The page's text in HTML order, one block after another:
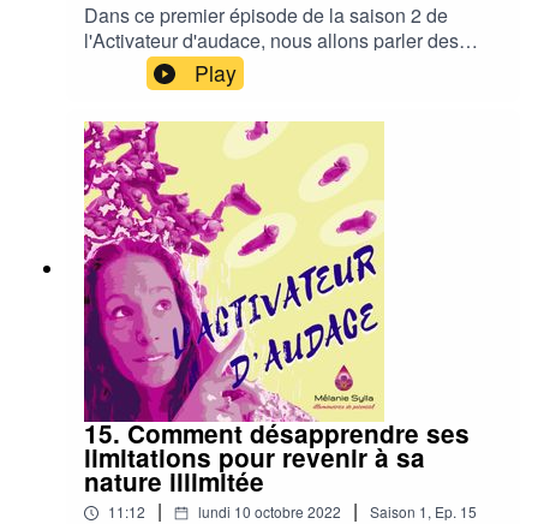
Dans ce premier épisode de la saison 2 de
l'Activateur d'audace, nous allons parler des
initiations de la vie et de l'importance, pour les
entrepreneures conscientes, de savoir
s'accompagner soi-même pendant ces
périodes.Pour poursuivre la discussion,
rejoignez la communauté Entrepreneuriat et
Evolution :
https://www.facebook.com/groups/rootedconscio
usness
Play
15. Comment désapprendre ses
limitations pour revenir à sa
nature illimitée
11:12 | lundi 10 octobre 2022 | Saison 1, Ep. 15